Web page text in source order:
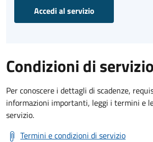
Accedi al servizio
Condizioni di servizio
Per conoscere i dettagli di scadenze,
informazioni importanti, leggi i termini e
servizio.
Termini e condizioni di servizio